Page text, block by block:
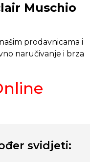
Muschio
prodavnicama i
naručivanje i brza
svidjeti: